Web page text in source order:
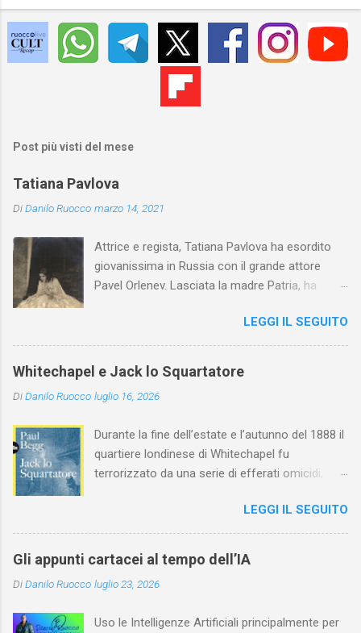
Post più visti del mese
Tatiana Pavlova
DiDanilo Ruocco marzo 14, 2021
Attrice e regista, Tatiana Pavlova ha esordito
giovanissima in Russia con il grande attore
Pavel Orlenev. Lasciata la madre Patria, ha
l'arte della Pavlova ha raggiunto la piena
maturità ed è stata in grado di rinnovare
profondamente l'attardato mondo teatrale
LEGGI IL SEGUITO
Whitechapel e Jack lo Squartatore
DiDanilo Ruocco luglio 16, 2026
Durante la fine dell’estate e l’autunno del 1888 il
quartiere londinese di Whitechapel fu
terrorizzato da una serie di efferati omicidi,
assassino ribattezzato Jack lo Squartatore la
cui identità, tutt’oggi, resta ignota. Paul Begg in
Jack lo Squartatore: la vera storia , edito da
Utet, ricostruisce non solo i cinque omicidi
“canonicamente” addebitati a Jack lo
capitoli, soprattutto) a ricostruire la storia di
LEGGI IL SEGUITO
Gli appunti cartacei al tempo dell’IA
DiDanilo Ruocco luglio 23, 2026
Uso le Intelligenze Artificiali principalmente per